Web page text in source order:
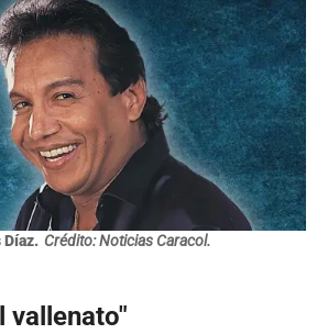
Díaz. Crédito: Noticias Caracol.
vallenato"